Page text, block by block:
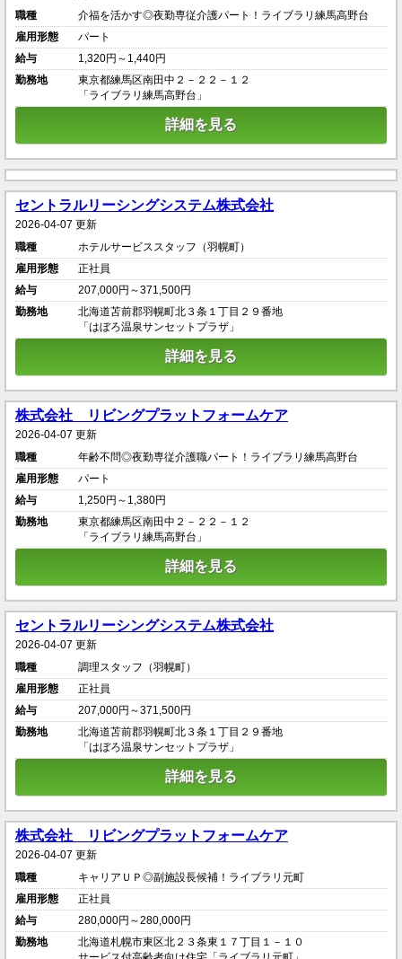
職種
介福を活かす◎夜勤専従介護パート！ライブラリ練馬高野台
雇用形態
パート
給与
1,320円～1,440円
勤務地
東京都練馬区南田中２－２２－１２
「ライブラリ練馬高野台」
詳細を見る
セントラルリーシングシステム株式会社
2026-04-07 更新
職種
ホテルサービススタッフ（羽幌町）
雇用形態
正社員
給与
207,000円～371,500円
勤務地
北海道苫前郡羽幌町北３条１丁目２９番地
「はぼろ温泉サンセットプラザ」
詳細を見る
株式会社 リビングプラットフォームケア
2026-04-07 更新
職種
年齢不問◎夜勤専従介護職パート！ライブラリ練馬高野台
雇用形態
パート
給与
1,250円～1,380円
勤務地
東京都練馬区南田中２－２２－１２
「ライブラリ練馬高野台」
詳細を見る
セントラルリーシングシステム株式会社
2026-04-07 更新
職種
調理スタッフ（羽幌町）
雇用形態
正社員
給与
207,000円～371,500円
勤務地
北海道苫前郡羽幌町北３条１丁目２９番地
「はぼろ温泉サンセットプラザ」
詳細を見る
株式会社 リビングプラットフォームケア
2026-04-07 更新
職種
キャリアＵＰ◎副施設長候補！ライブラリ元町
雇用形態
正社員
給与
280,000円～280,000円
勤務地
北海道札幌市東区北２３条東１７丁目１－１０